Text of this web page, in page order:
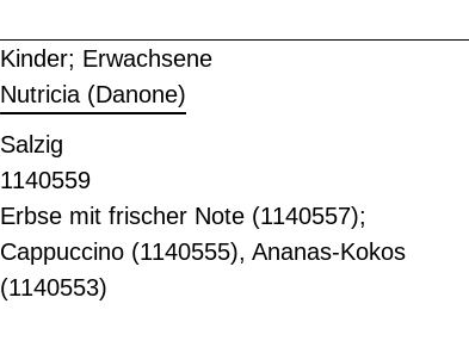
Kinder; Erwachsene
Nutricia (Danone)
Salzig
1140559
Erbse mit frischer Note (1140557);
Cappuccino (1140555), Ananas-Kokos
(1140553)